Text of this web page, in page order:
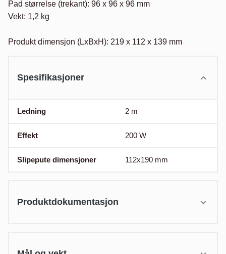
Pad størrelse (trekant): 96 x 96 x 96 mm
Vekt: 1,2 kg
Produkt dimensjon (LxBxH): 219 x 112 x 139 mm
Spesifikasjoner
Ledning 2 m
Effekt 200 W
Slipepute dimensjoner 112x190 mm
Produktdokumentasjon